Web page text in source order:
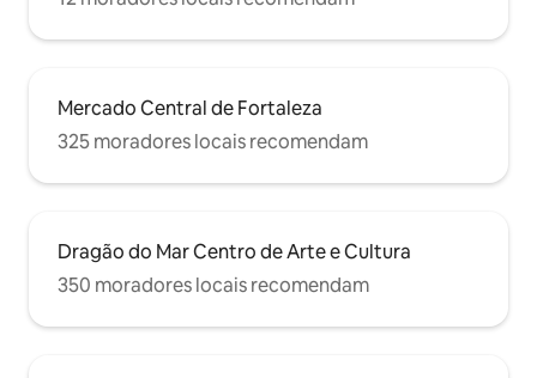
Mercado Central de Fortaleza
325 moradores locais recomendam
Dragão do Mar Centro de Arte e Cultura
350 moradores locais recomendam